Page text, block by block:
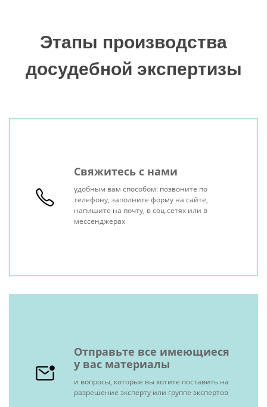
Этапы производства
досудебной экспертизы
Свяжитесь с нами
удобным вам способом: позвоните по
телефону, заполните форму на сайте,
напишите на почту, в соц.сетях или в
мессенджерах
Отправьте все имеющиеся
у вас материалы
и вопросы, которые вы хотите поставить на
разрешение эксперту или группе экспертов